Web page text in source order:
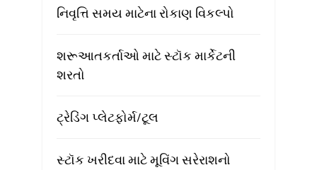
નિવૃત્તિ સમય માટેના રોકાણ વિકલ્પો
શરૂઆતકર્તાઓ માટે સ્ટૉક માર્કેટની
શરતો
ટ્રેડિંગ પ્લેટફોર્મ/ટૂલ
સ્ટૉક ખરીદવા માટે મૂવિંગ સરેરાશનો